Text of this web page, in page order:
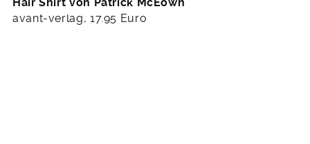
Hair Shirt von Patrick McEown
avant-verlag, 17.95 Euro